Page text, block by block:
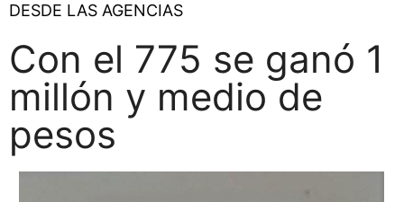
DESDE LAS AGENCIAS
Con el 775 se ganó 1
millón y medio de
pesos